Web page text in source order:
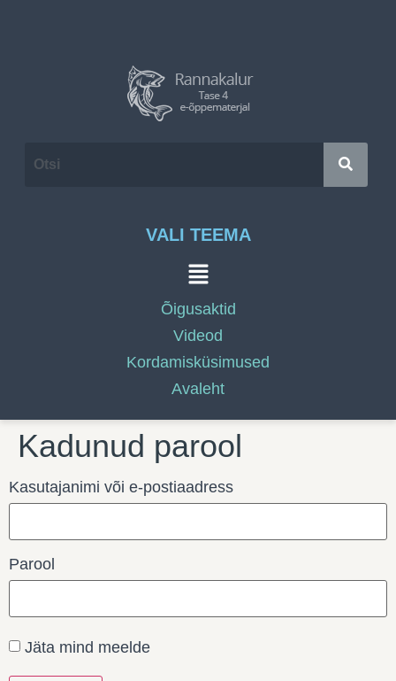
VALI TEEMA
Õigusaktid
Videod
Kordamisküsimused
Avaleht
Kadunud parool
Kasutajanimi või e-postiaadress
Parool
Jäta mind meelde